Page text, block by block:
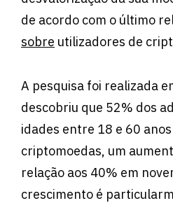
de acordo com o último
sobre utilizadores de
A pesquisa foi realizada
descobriu que 52% dos
idades entre 18 e 60
criptomoedas, um
relação aos 40% em
crescimento é